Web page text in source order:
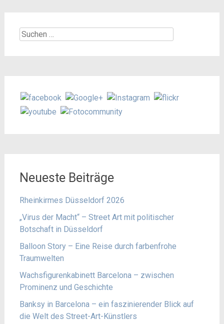
Suchen
Neueste Beiträge
Rheinkirmes Düsseldorf 2026
„Virus der Macht“ – Street Art mit politischer
Botschaft in Düsseldorf
Balloon Story – Eine Reise durch farbenfrohe
Traumwelten
Wachsfigurenkabinett Barcelona – zwischen
Prominenz und Geschichte
Banksy in Barcelona – ein faszinierender Blick auf
die Welt des Street-Art-Künstlers